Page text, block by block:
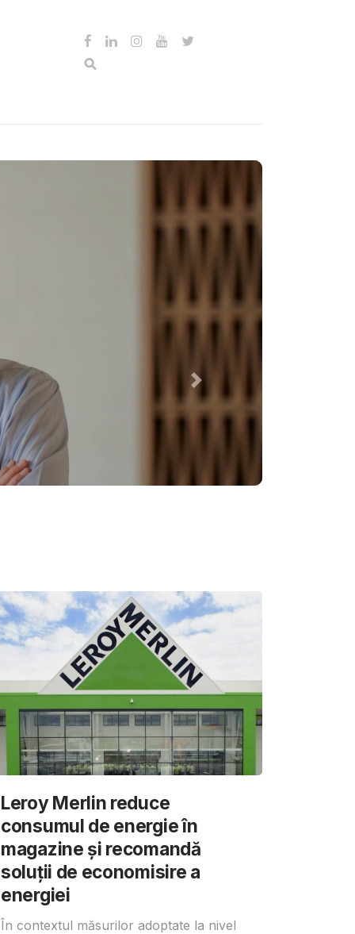
Leroy Merlin reduce
consumul de energie în
magazine și recomandă
soluții de economisire a
energiei
În contextul măsurilor adoptate la nivel